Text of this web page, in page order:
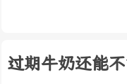
过期牛奶还能不